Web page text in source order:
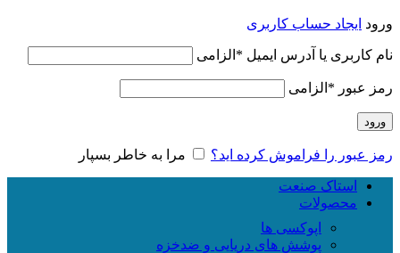
ورود ایجاد حساب کاربری
نام کاربری یا آدرس ایمیل * الزامی
رمز عبور * الزامی
ورود
رمز عبور را فراموش کرده اید؟ مرا به خاطر بسپار
استاک صنعت
محصولات
اپوکسی ها
پوشش های دریایی و ضدخزه